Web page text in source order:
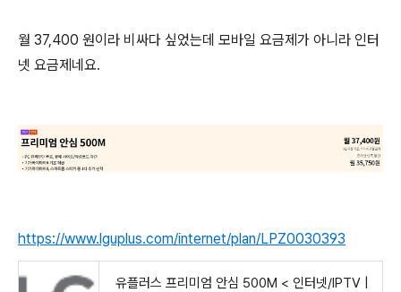
월 37,400 원이라 비싸다 싶었는데 모바일 요금제가 아니라 인터
넷 요금제네요.
https://www.lguplus.com/internet/plan/LPZ0030393
유플러스 프리미엄 안심 500M < 인터넷/IPTV |